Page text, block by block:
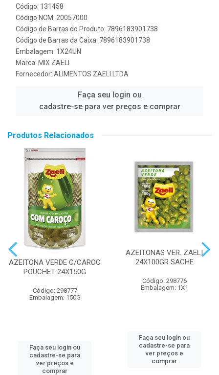
Código: 131458
Código NCM: 20057000
Código de Barras do Produto: 7896183901738
Código de Barras da Caixa: 7896183901738
Embalagem: 1X24UN
Marca: MIX ZAELI
Fornecedor: ALIMENTOS ZAELI LTDA
Faça seu login ou
cadastre-se para ver preços e comprar
Produtos Relacionados
AZEITONA VERDE C/CAROC
POUCHET 24X150G
Código: 298777
Embalagem: 150G
Faça seu login ou
cadastre-se para
ver preços e
comprar
AZEITONAS VER. ZAELI
24X100GR SACHE
Código: 298776
Embalagem: 1X1
Faça seu login ou
cadastre-se para
ver preços e
comprar